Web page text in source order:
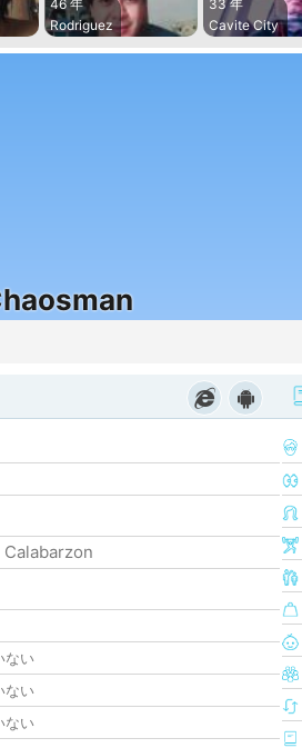
46 年
Rodriguez
33 年
Cavite City
Calabarzon
ない
ない
ない